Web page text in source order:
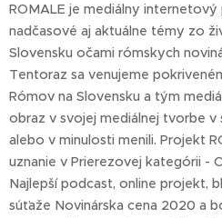
ROMALE je mediálny
nadčasové aj aktuálne témy zo
Slovensku očami rómskych
Tentoraz sa venujeme
Rómov na Slovensku a tým
obraz v svojej mediálnej tvorbe v
alebo v minulosti menili. Projekt
uznanie v Prierezovej kategórii -
Najlepší podcast, online projekt,
súťaže Novinárska cena 2020 a